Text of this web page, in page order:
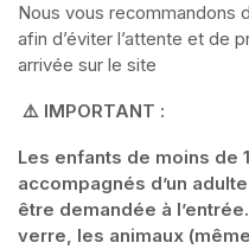
Nous vous recommandons
afin d’éviter l’attente et de
arrivée sur le site
⚠️ IMPORTANT :
Les enfants de moins de
accompagnés d’un
être demandée à
verre, les animaux